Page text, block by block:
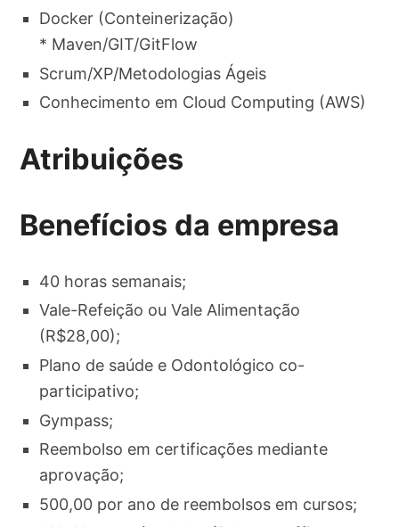
Docker (Conteinerização)​
* Maven/GIT/GitFlow​
Scrum/XP/Metodologias Ágeis​
Conhecimento em Cloud Computing (AWS)​
Atribuições
Benefícios da empresa
40 horas semanais;
Vale-Refeição ou Vale Alimentação
(R$28,00);
Plano de saúde e Odontológico co-
participativo;
Gympass;
Reembolso em certificações mediante
aprovação;
500,00 por ano de reembolsos em cursos;